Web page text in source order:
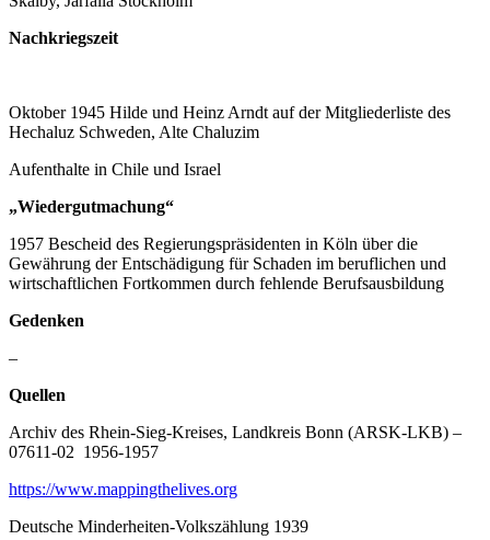
Nachkriegszeit
Oktober 1945 Hilde und Heinz Arndt auf der Mitgliederliste des
Hechaluz Schweden, Alte Chaluzim
Aufenthalte in Chile und Israel
„Wiedergutmachung“
1957 Bescheid des Regierungspräsidenten in Köln über die
Gewährung der Entschädigung für Schaden im beruflichen und
wirtschaftlichen Fortkommen durch fehlende Berufsausbildung
Gedenken
–
Quellen
Archiv des Rhein-Sieg-Kreises, Landkreis Bonn (ARSK-LKB) –
07611-02 1956-1957
https://www.mappingthelives.org
Deutsche Minderheiten-Volkszählung 1939